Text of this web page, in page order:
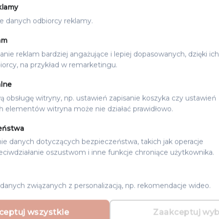
DLA GOŚCI
NA NALEWKI
PODZIĘKOWANIA DLA GOŚCI
PODZIĘKOWANIA NA
szarpane.
detal, aby porwały Wasze serca i pozostały piękną
z podziękowaniami to świetny wybór na tę okazję.
danych odbiorcy reklamy.
reklam bardziej angażujące i lepiej dopasowanych, dzięki ich
na przykład w remarketingu.
obsługę witryny, np. ustawień zapisanie koszyka czy ustawień
elementów witryna może nie działać prawidłowo.
danych dotyczących bezpieczeństwa, takich jak operacje
oszustwom i inne funkcje chroniące użytkownika.
związanych z personalizacją, np. rekomendacje wideo.
Zaakceptuj
wszystkie